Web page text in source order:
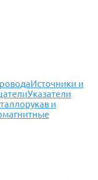
Источники и
Указатели
и